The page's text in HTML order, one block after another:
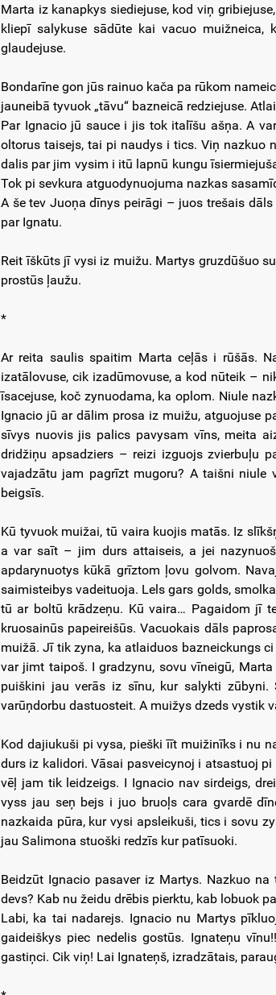
Marta iz kanapkys siediejuse, kod viņ
kliepī salykuse sādūte kai vacuo
glaudejuse.
Bondarīne gon jūs rainuo kača pa rūkom
jauneibā tyvuok „tāvu“ bazneicā redziejuse.
Par Ignacio jū sauce i jis tok italīšu ašņa. A
oltorus taisejs, tai pi naudys i tics. Viņ nazkuo
dalis par jim vysim i itū lapnū kungu
Tok pi sevkura atguodynuojuma nazkas
A še tev Juoņa dīnys peirāgi – juos trešais
par Ignatu.
Reit īškūts jī vysi iz muižu. Martys gruzdūšuo
prostūs ļaužu.
*
Ar reita saulis spaitim Marta ceļās i rūšās.
izatālovuse, cik izadūmovuse, a kod nūteik –
īsacejuse, koč zynuodama, ka oplom. Niule
Ignacio jū ar dālim prosa iz muižu, atguojuse
sīvys nuovis jis palics pavysam vīns, meita
dridžiņu apsadziers – reizi izguojs zvierbuļu
vajadzātu jam pagrīzt mugoru? A taišni
beigsīs.
Kū tyvuok muižai, tū vaira kuojis matās. Iz
a var saīt – jim durs attaiseis, a jei
apdarynuotys kūkā grīztom ļovu golvom.
saimisteibys vadeituoja. Lels gars golds,
tū ar boltū krādzeņu. Kū vaira… Pagaidom jī
kruosainūs papeireišūs. Vacuokais dāls
muižā. Jī tik zyna, ka atlaiduos bazneickungs
var jimt taipoš. I gradzynu, sovu vīneigū,
puiškini jau verās iz sīnu, kur salykti
varūņdorbu dastuosteit. A muižys dzeds vystik
Kod dajiukuši pi vysa, pieški īīt muižinīks i nu
durs iz kalidori. Vāsai pasveicynoj i atsastuoj
vēļ jam tik leidzeigs. I Ignacio nav sirdeigs,
vyss jau seņ bejs i juo bruoļs cara gvardē
nazkaida pūra, kur vysi apsleikuši, tics i sovu
jau Salimona stuoški redzīs kur patīsuoki.
Beidzūt Ignacio pasaver iz Martys. Nazkuo
devs? Kab nu žeidu drēbis pierktu, kab lobuok
Labi, ka tai nadarejs. Ignacio nu Martys
gaideiškys piec nedelis gostūs. Ignateņu
gastiņci. Cik viņ! Lai Ignateņš, izradzātais,